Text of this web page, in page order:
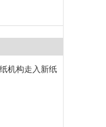
机构走入新纸